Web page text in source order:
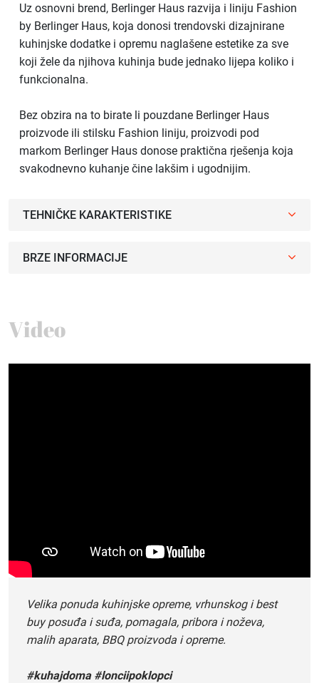
Uz osnovni brend, Berlinger Haus razvija i liniju Fashion
by Berlinger Haus, koja donosi trendovski dizajnirane
kuhinjske dodatke i opremu naglašene estetike za sve
koji žele da njihova kuhinja bude jednako lijepa koliko i
funkcionalna.
Bez obzira na to birate li pouzdane Berlinger Haus
proizvode ili stilsku Fashion liniju, proizvodi pod
markom Berlinger Haus donose praktična rješenja koja
svakodnevno kuhanje čine lakšim i ugodnijim.
TEHNIČKE KARAKTERISTIKE
BRZE INFORMACIJE
Video
Velika ponuda kuhinjske opreme, vrhunskog i best
buy posuđa i suđa, pomagala, pribora i noževa,
malih aparata, BBQ proizvoda i opreme.
#kuhajdoma #lonciipoklopci